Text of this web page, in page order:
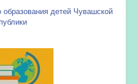
образования детей Чувашской